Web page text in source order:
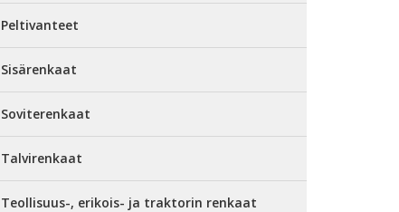
Peltivanteet
Sisärenkaat
Soviterenkaat
Talvirenkaat
Teollisuus-, erikois- ja traktorin renkaat